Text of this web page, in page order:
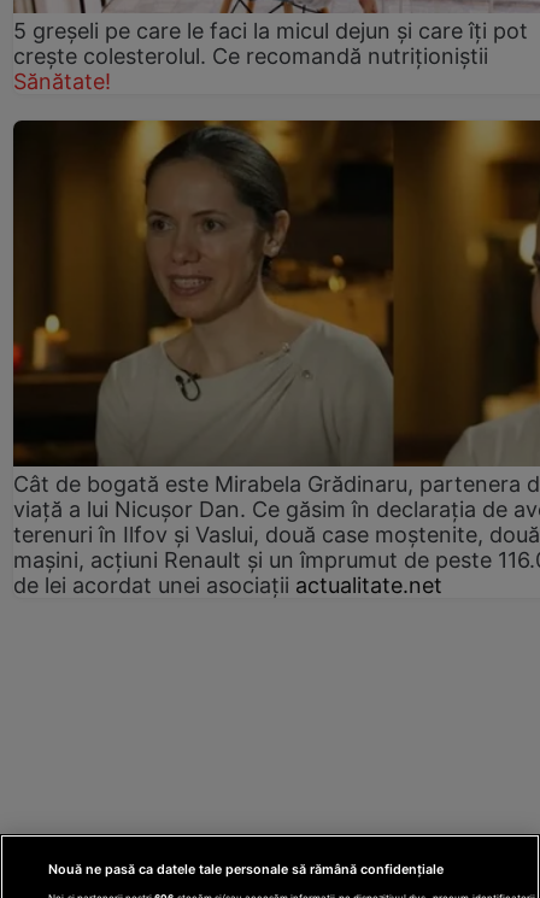
5 greșeli pe care le faci la micul dejun și care îți pot
crește colesterolul. Ce recomandă nutriționiștii
Sănătate!
Cât de bogată este Mirabela Grădinaru, partenera
viață a lui Nicușor Dan. Ce găsim în declarația de
terenuri în Ilfov și Vaslui, două case moștenite, două
mașini, acțiuni Renault și un împrumut de peste
de lei acordat unei asociații actualitate.net
Nouă ne pasă ca datele tale personale să rămână confidențiale